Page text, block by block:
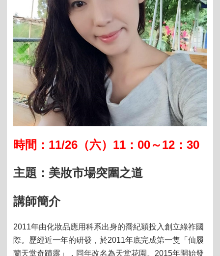
時間： 11/26 （六） 11：00～12 ：30
主題： 美妝市場突圍之道
講師簡介
2011年由化妝品應用科系出身的喬紀穎投入創立綠祚國
際。歷經近一年的研發，於2011年底完成第一隻「仙履
蘭天堂奇蹟露」，同年改名為天堂花園。2015年開始發